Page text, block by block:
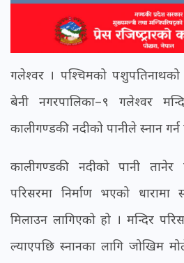
गलेश्वर । पश्चिमको पशुपतिनाथको
बेनी नगरपालिका–९ गलेश्वर
कालीगण्डकी नदीको पानीले स्नान
कालीगण्डकी नदीको पानी तानेर
परिसरमा निर्माण भएको धारामा
मिलाउन लागिएको हो । मन्दिर
ल्याएपछि स्नानका लागि जोखिम